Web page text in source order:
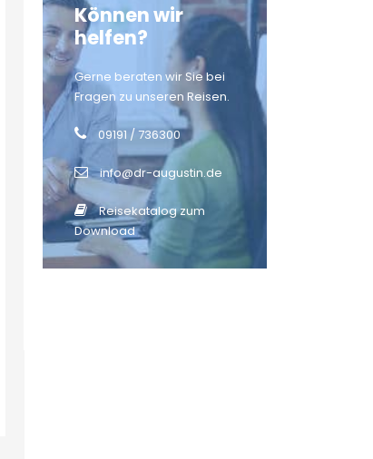
Können wir
helfen?
Gerne beraten wir Sie bei
Fragen zu unseren Reisen.
09191 / 736300
info@dr-augustin.de
Reisekatalog zum
Download